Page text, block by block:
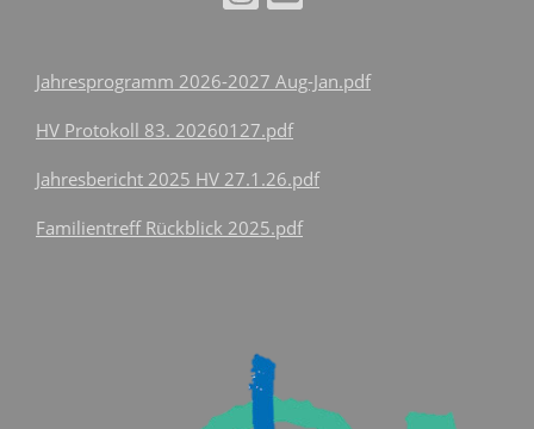
Jahresprogramm 2026-2027 Aug-Jan.pdf
HV Protokoll 83. 20260127.pdf
Jahresbericht 2025 HV 27.1.26.pdf
Familientreff Rückblick 2025.pdf